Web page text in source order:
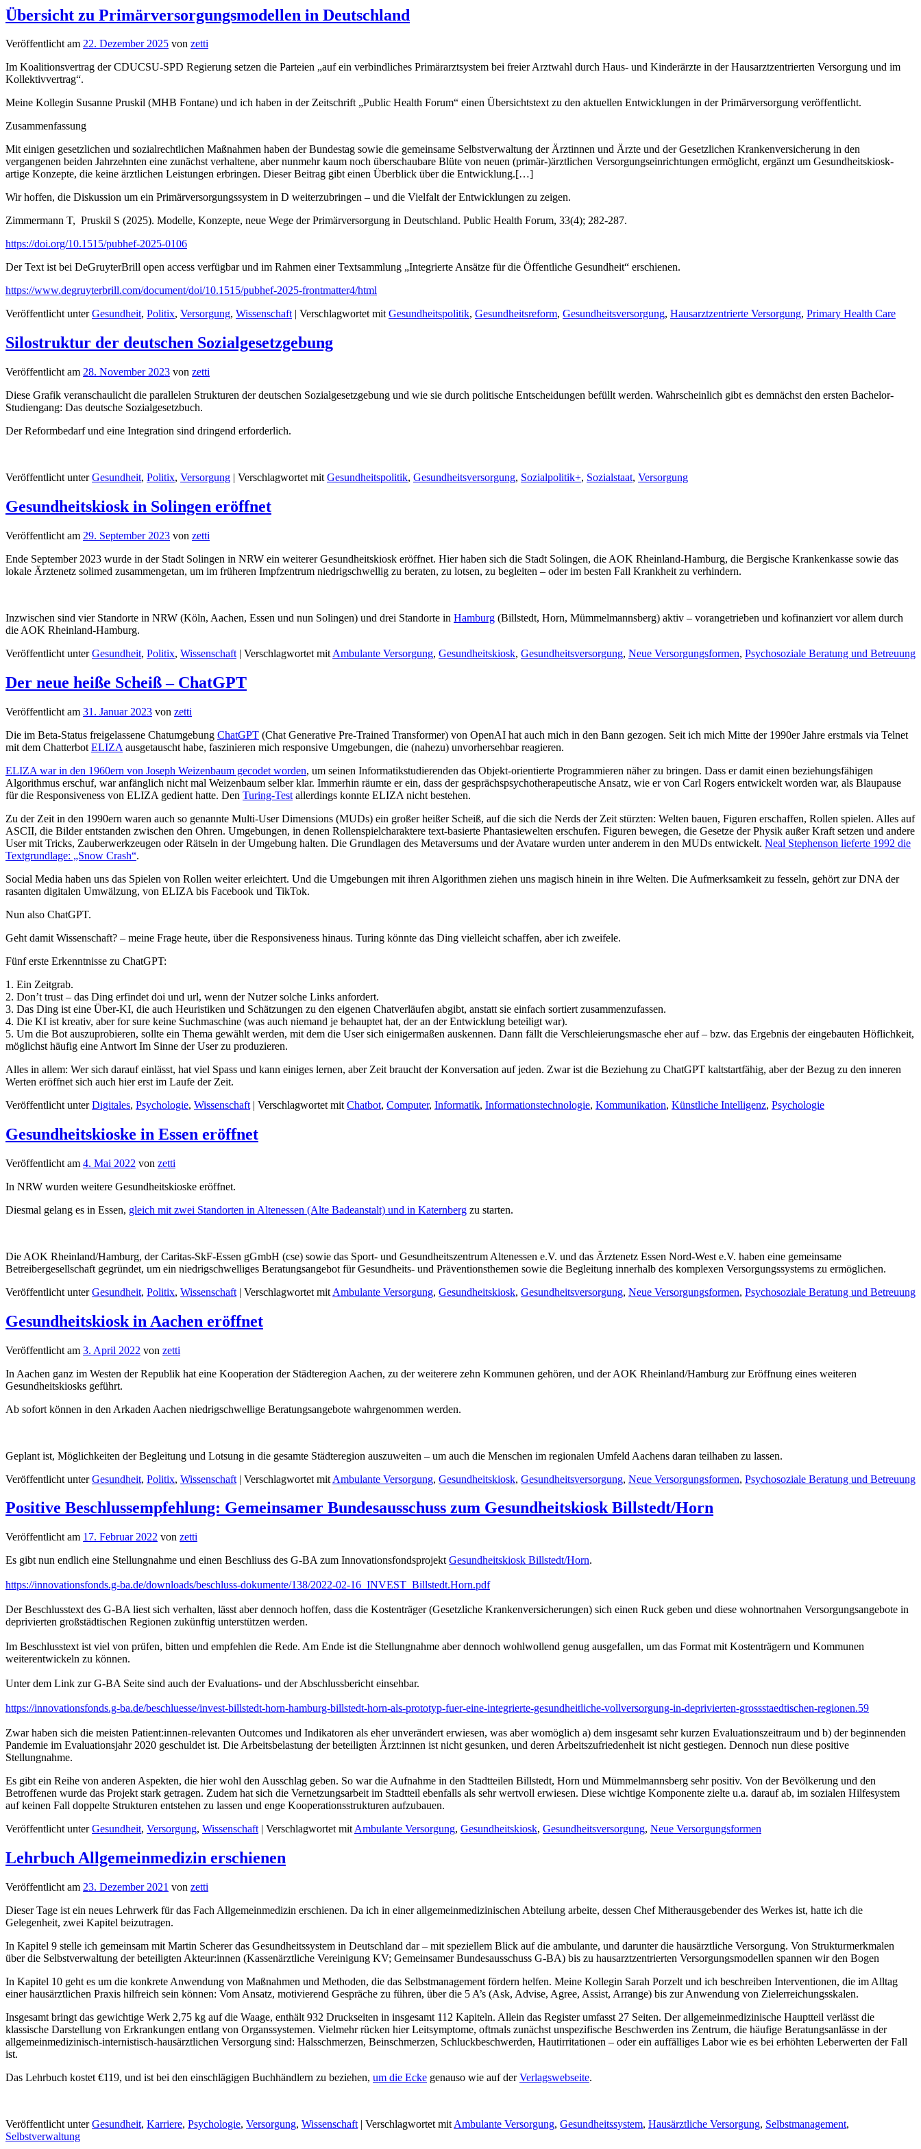
Übersicht zu Primärversorgungsmodellen in Deutschland
Veröffentlicht am 22. Dezember 2025 von zetti
Im Koalitionsvertrag der CDUCSU-SPD Regierung setzen die Parteien „auf ein verbindliches Primärarztsystem bei freier Arztwahl durch Haus- und Kinderärzte in der Hausarztzentrierten Versorgung und im
Kollektivvertrag“.
Meine Kollegin Susanne Pruskil (MHB Fontane) und ich haben in der Zeitschrift „Public Health Forum“ einen Übersichtstext zu den aktuellen Entwicklungen in der Primärversorgung veröffentlicht.
Zusammenfassung
Mit einigen gesetzlichen und sozialrechtlichen Maßnahmen haben der Bundestag sowie die gemeinsame Selbstverwaltung der Ärztinnen und Ärzte und der Gesetzlichen Krankenversicherung in den
vergangenen beiden Jahrzehnten eine zunächst verhaltene, aber nunmehr kaum noch überschaubare Blüte von neuen (primär-)ärztlichen Versorgungseinrichtungen ermöglicht, ergänzt um Gesundheitskiosk-
artige Konzepte, die keine ärztlichen Leistungen erbringen. Dieser Beitrag gibt einen Überblick über die Entwicklung.[…]
Wir hoffen, die Diskussion um ein Primärversorgungssystem in D weiterzubringen – und die Vielfalt der Entwicklungen zu zeigen.
Zimmermann T, Pruskil S (2025). Modelle, Konzepte, neue Wege der Primärversorgung in Deutschland. Public Health Forum, 33(4); 282-287.
https://doi.org/10.1515/pubhef-2025-0106
Der Text ist bei DeGruyterBrill open access verfügbar und im Rahmen einer Textsammlung „Integrierte Ansätze für die Öffentliche Gesundheit“ erschienen.
https://www.degruyterbrill.com/document/doi/10.1515/pubhef-2025-frontmatter4/html
Veröffentlicht unter Gesundheit, Politix, Versorgung, Wissenschaft Verschlagwortet mit Gesundheitspolitik, Gesundheitsreform, Gesundheitsversorgung, Hausarztzentrierte Versorgung, Primary Health Care
Silostruktur der deutschen Sozialgesetzgebung
Veröffentlicht am 28. November 2023 von zetti
Diese Grafik veranschaulicht die parallelen Strukturen der deutschen Sozialgesetzgebung und wie sie durch politische Entscheidungen befüllt werden. Wahrscheinlich gibt es demnächst den ersten Bachelor-
Studiengang: Das deutsche Sozialgesetzbuch.
Der Reformbedarf und eine Integration sind dringend erforderlich.
Veröffentlicht unter Gesundheit, Politix, Versorgung | Verschlagwortet mit Gesundheitspolitik, Gesundheitsversorgung, Sozialpolitik+, Sozialstaat, Versorgung
Gesundheitskiosk in Solingen eröffnet
Veröffentlicht am 29. September 2023 von zetti
Ende September 2023 wurde in der Stadt Solingen in NRW ein weiterer Gesundheitskiosk eröffnet. Hier haben sich die Stadt Solingen, die AOK Rheinland-Hamburg, die Bergische Krankenkasse sowie das
lokale Ärztenetz solimed zusammengetan, um im früheren Impfzentrum niedrigschwellig zu beraten, zu lotsen, zu begleiten – oder im besten Fall Krankheit zu verhindern.
Inzwischen sind vier Standorte in NRW (Köln, Aachen, Essen und nun Solingen) und drei Standorte in Hamburg (Billstedt, Horn, Mümmelmannsberg) aktiv – vorangetrieben und kofinanziert vor allem durch
die AOK Rheinland-Hamburg.
Veröffentlicht unter Gesundheit, Politix, Wissenschaft | Verschlagwortet mit Ambulante Versorgung, Gesundheitskiosk, Gesundheitsversorgung, Neue Versorgungsformen, Psychosoziale Beratung und Betreuung
Der neue heiße Scheiß – ChatGPT
Veröffentlicht am 31. Januar 2023 von zetti
Die im Beta-Status freigelassene Chatumgebung ChatGPT (Chat Generative Pre-Trained Transformer) von OpenAI hat auch mich in den Bann gezogen. Seit ich mich Mitte der 1990er Jahre erstmals via Telnet
mit dem Chatterbot ELIZA ausgetauscht habe, faszinieren mich responsive Umgebungen, die (nahezu) unvorhersehbar reagieren.
ELIZA war in den 1960ern von Joseph Weizenbaum gecodet worden, um seinen Informatikstudierenden das Objekt-orientierte Programmieren näher zu bringen. Dass er damit einen beziehungsfähigen
Algorithmus erschuf, war anfänglich nicht mal Weizenbaum selber klar. Immerhin räumte er ein, dass der gesprächspsychotherapeutische Ansatz, wie er von Carl Rogers entwickelt worden war, als Blaupause
für die Responsiveness von ELIZA gedient hatte. Den Turing-Test allerdings konnte ELIZA nicht bestehen.
Zu der Zeit in den 1990ern waren auch so genannte Multi-User Dimensions (MUDs) ein großer heißer Scheiß, auf die sich die Nerds der Zeit stürzten: Welten bauen, Figuren erschaffen, Rollen spielen. Alles auf
ASCII, die Bilder entstanden zwischen den Ohren. Umgebungen, in denen Rollenspielcharaktere text-basierte Phantasiewelten erschufen. Figuren bewegen, die Gesetze der Physik außer Kraft setzen und andere
User mit Tricks, Zauberwerkzeugen oder Rätseln in der Umgebung halten. Die Grundlagen des Metaversums und der Avatare wurden unter anderem in den MUDs entwickelt. Neal Stephenson lieferte 1992 die
Textgrundlage: „Snow Crash“.
Social Media haben uns das Spielen von Rollen weiter erleichtert. Und die Umgebungen mit ihren Algorithmen ziehen uns magisch hinein in ihre Welten. Die Aufmerksamkeit zu fesseln, gehört zur DNA der
rasanten digitalen Umwälzung, von ELIZA bis Facebook und TikTok.
Nun also ChatGPT.
Geht damit Wissenschaft? – meine Frage heute, über die Responsiveness hinaus. Turing könnte das Ding vielleicht schaffen, aber ich zweifele.
Fünf erste Erkenntnisse zu ChatGPT:
1. Ein Zeitgrab.
2. Don’t trust – das Ding erfindet doi und url, wenn der Nutzer solche Links anfordert.
3. Das Ding ist eine Über-KI, die auch Heuristiken und Schätzungen zu den eigenen Chatverläufen abgibt, anstatt sie einfach sortiert zusammenzufassen.
4. Die KI ist kreativ, aber for sure keine Suchmaschine (was auch niemand je behauptet hat, der an der Entwicklung beteiligt war).
5. Um die Bot auszuprobieren, sollte ein Thema gewählt werden, mit dem die User sich einigermaßen auskennen. Dann fällt die Verschleierungsmasche eher auf – bzw. das Ergebnis der eingebauten Höflichkeit,
möglichst häufig eine Antwort Im Sinne der User zu produzieren.
Alles in allem: Wer sich darauf einlässt, hat viel Spass und kann einiges lernen, aber Zeit braucht der Konversation auf jeden. Zwar ist die Beziehung zu ChatGPT kaltstartfähig, aber der Bezug zu den inneren
Werten eröffnet sich auch hier erst im Laufe der Zeit.
Veröffentlicht unter Digitales, Psychologie, Wissenschaft | Verschlagwortet mit Chatbot, Computer, Informatik, Informationstechnologie, Kommunikation, Künstliche Intelligenz, Psychologie
Gesundheitskioske in Essen eröffnet
Veröffentlicht am 4. Mai 2022 von zetti
In NRW wurden weitere Gesundheitskioske eröffnet.
Diesmal gelang es in Essen, gleich mit zwei Standorten in Altenessen (Alte Badeanstalt) und in Katernberg zu starten.
Die AOK Rheinland/Hamburg, der Caritas-SkF-Essen gGmbH (cse) sowie das Sport- und Gesundheitszentrum Altenessen e.V. und das Ärztenetz Essen Nord-West e.V. haben eine gemeinsame
Betreibergesellschaft gegründet, um ein niedrigschwelliges Beratungsangebot für Gesundheits- und Präventionsthemen sowie die Begleitung innerhalb des komplexen Versorgungssystems zu ermöglichen.
Veröffentlicht unter Gesundheit, Politix, Wissenschaft | Verschlagwortet mit Ambulante Versorgung, Gesundheitskiosk, Gesundheitsversorgung, Neue Versorgungsformen, Psychosoziale Beratung und Betreuung
Gesundheitskiosk in Aachen eröffnet
Veröffentlicht am 3. April 2022 von zetti
In Aachen ganz im Westen der Republik hat eine Kooperation der Städteregion Aachen, zu der weiterere zehn Kommunen gehören, und der AOK Rheinland/Hamburg zur Eröffnung eines weiteren
Gesundheitskiosks geführt.
Ab sofort können in den Arkaden Aachen niedrigschwellige Beratungsangebote wahrgenommen werden.
Geplant ist, Möglichkeiten der Begleitung und Lotsung in die gesamte Städteregion auszuweiten – um auch die Menschen im regionalen Umfeld Aachens daran teilhaben zu lassen.
Veröffentlicht unter Gesundheit, Politix, Wissenschaft | Verschlagwortet mit Ambulante Versorgung, Gesundheitskiosk, Gesundheitsversorgung, Neue Versorgungsformen, Psychosoziale Beratung und Betreuung
Positive Beschlussempfehlung: Gemeinsamer Bundesausschuss zum Gesundheitskiosk Billstedt/Horn
Veröffentlicht am 17. Februar 2022 von zetti
Es gibt nun endlich eine Stellungnahme und einen Beschliuss des G-BA zum Innovationsfondsprojekt Gesundheitskiosk Billstedt/Horn.
https://innovationsfonds.g-ba.de/downloads/beschluss-dokumente/138/2022-02-16_INVEST_Billstedt.Horn.pdf
Der Beschlusstext des G-BA liest sich verhalten, lässt aber dennoch hoffen, dass die Kostenträger (Gesetzliche Krankenversicherungen) sich einen Ruck geben und diese wohnortnahen Versorgungsangebote in
deprivierten großstädtischen Regionen zukünftig unterstützen werden.
Im Beschlusstext ist viel von prüfen, bitten und empfehlen die Rede. Am Ende ist die Stellungnahme aber dennoch wohlwollend genug ausgefallen, um das Format mit Kostenträgern und Kommunen
weiterentwickeln zu können.
Unter dem Link zur G-BA Seite sind auch der Evaluations- und der Abschlussbericht einsehbar.
https://innovationsfonds.g-ba.de/beschluesse/invest-billstedt-horn-hamburg-billstedt-horn-als-prototyp-fuer-eine-integrierte-gesundheitliche-vollversorgung-in-deprivierten-grossstaedtischen-regionen.59
Zwar haben sich die meisten Patient:innen-relevanten Outcomes und Indikatoren als eher unverändert erwiesen, was aber womöglich a) dem insgesamt sehr kurzen Evaluationszeitraum und b) der beginnenden
Pandemie im Evaluationsjahr 2020 geschuldet ist. Die Arbeitsbelastung der beteiligten Ärzt:innen ist nicht gesunken, und deren Arbeitszufriedenheit ist nicht gestiegen. Dennoch nun diese positive
Stellungnahme.
Es gibt ein Reihe von anderen Aspekten, die hier wohl den Ausschlag geben. So war die Aufnahme in den Stadtteilen Billstedt, Horn und Mümmelmannsberg sehr positiv. Von der Bevölkerung und den
Betroffenen wurde das Projekt stark getragen. Zudem hat sich die Vernetzungsarbeit im Stadtteil ebenfalls als sehr wertvoll erwiesen. Diese wichtige Komponente zielte u.a. darauf ab, im sozialen Hilfesystem
auf keinen Fall doppelte Strukturen entstehen zu lassen und enge Kooperationsstrukturen aufzubauen.
Veröffentlicht unter Gesundheit, Versorgung, Wissenschaft | Verschlagwortet mit Ambulante Versorgung, Gesundheitskiosk, Gesundheitsversorgung, Neue Versorgungsformen
Lehrbuch Allgemeinmedizin erschienen
Veröffentlicht am 23. Dezember 2021 von zetti
Dieser Tage ist ein neues Lehrwerk für das Fach Allgemeinmedizin erschienen. Da ich in einer allgemeinmedizinischen Abteilung arbeite, dessen Chef Mitherausgebender des Werkes ist, hatte ich die
Gelegenheit, zwei Kapitel beizutragen.
In Kapitel 9 stelle ich gemeinsam mit Martin Scherer das Gesundheitssystem in Deutschland dar – mit speziellem Blick auf die ambulante, und darunter die hausärztliche Versorgung. Von Strukturmerkmalen
über die Selbstverwaltung der beteiligten Akteur:innen (Kassenärztliche Vereinigung KV; Gemeinsamer Bundesausschuss G-BA) bis zu hausarztzentrierten Versorgungsmodellen spannen wir den Bogen
In Kapitel 10 geht es um die konkrete Anwendung von Maßnahmen und Methoden, die das Selbstmanagement fördern helfen. Meine Kollegin Sarah Porzelt und ich beschreiben Interventionen, die im Alltag
einer hausärztlichen Praxis hilfreich sein können: Vom Ansatz, motivierend Gespräche zu führen, über die 5 A’s (Ask, Advise, Agree, Assist, Arrange) bis zur Anwendung von Zielerreichungsskalen.
Insgesamt bringt das gewichtige Werk 2,75 kg auf die Waage, enthält 932 Druckseiten in insgesamt 112 Kapiteln. Allein das Register umfasst 27 Seiten. Der allgemeinmedizinische Hauptteil verlässt die
klassische Darstellung von Erkrankungen entlang von Organssystemen. Vielmehr rücken hier Leitsymptome, oftmals zunächst unspezifische Beschwerden ins Zentrum, die häufige Beratungsanlässe in der
allgemeinmedizinisch-internistisch-hausärztlichen Versorgung sind: Halsschmerzen, Beinschmerzen, Schluckbeschwerden, Hautirritationen – oder ein auffälliges Labor wie es bei erhöhten Leberwerten der Fall
ist.
Das Lehrbuch kostet €119, und ist bei den einschlägigen Buchhändlern zu beziehen, um die Ecke genauso wie auf derVerlagswebseite.
Veröffentlicht unter Gesundheit, Karriere, Psychologie, Versorgung, Wissenschaft | Verschlagwortet mit Ambulante Versorgung, Gesundheitssystem, Hausärztliche Versorgung, Selbstmanagement,
Selbstverwaltung